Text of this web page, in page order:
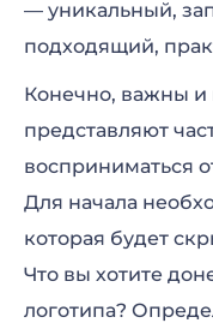
— уникальный,
подходящий,
Конечно, важны и
представляют
восприниматься
Для начала
которая будет
Что вы хотите
логотипа?